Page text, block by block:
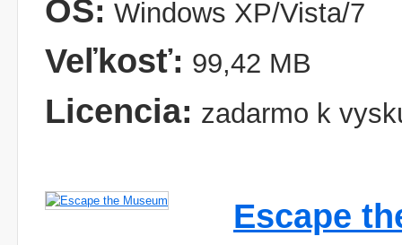
OS: Windows XP/Vista/7
Veľkosť: 99,42 MB
Licencia: zadarmo k
Escape